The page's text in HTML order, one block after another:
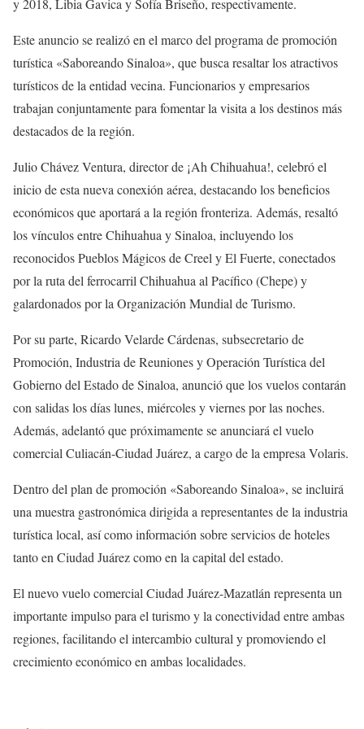
Este anuncio se realizó en el marco del programa de promoción
turística «Saboreando Sinaloa», que busca resaltar los atractivos
turísticos de la entidad vecina. Funcionarios y empresarios
trabajan conjuntamente para fomentar la visita a los destinos más
destacados de la región.
Julio Chávez Ventura, director de ¡Ah Chihuahua!, celebró el
inicio de esta nueva conexión aérea, destacando los beneficios
económicos que aportará a la región fronteriza. Además, resaltó
los vínculos entre Chihuahua y Sinaloa, incluyendo los
reconocidos Pueblos Mágicos de Creel y El Fuerte, conectados
por la ruta del ferrocarril Chihuahua al Pacífico (Chepe) y
galardonados por la Organización Mundial de Turismo.
Por su parte, Ricardo Velarde Cárdenas, subsecretario de
Promoción, Industria de Reuniones y Operación Turística del
Gobierno del Estado de Sinaloa, anunció que los vuelos contarán
con salidas los días lunes, miércoles y viernes por las noches.
Además, adelantó que próximamente se anunciará el vuelo
comercial Culiacán-Ciudad Juárez, a cargo de la empresa Volaris.
Dentro del plan de promoción «Saboreando Sinaloa», se incluirá
una muestra gastronómica dirigida a representantes de la industria
turística local, así como información sobre servicios de hoteles
tanto en Ciudad Juárez como en la capital del estado.
El nuevo vuelo comercial Ciudad Juárez-Mazatlán representa un
importante impulso para el turismo y la conectividad entre ambas
regiones, facilitando el intercambio cultural y promoviendo el
crecimiento económico en ambas localidades.